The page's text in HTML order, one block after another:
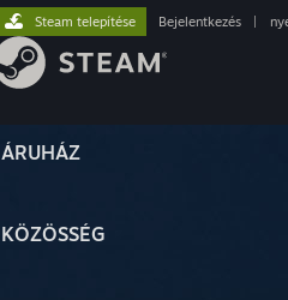
ÁRUHÁZ
KÖZÖSSÉG
Steam telepítése Bejelentkezés